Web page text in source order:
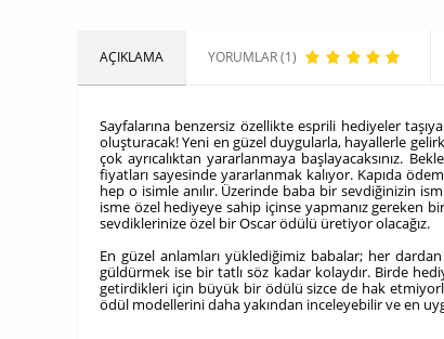
AÇIKLAMA YORUMLAR (1)
​Sayfalarına benzersiz özellikte esprili hediyeler
oluşturacak! Yeni en güzel duygularla, hayallerle
çok ayrıcalıktan yararlanmaya başlayacaksınız.
fiyatları sayesinde yararlanmak kalıyor. Kapıda
hep o isimle anılır. Üzerinde baba bir sevdiğinizin
isme özel hediyeye sahip içinse yapmanız gereken
sevdiklerinize özel bir Oscar ödülü üretiyor olacağız.
En güzel anlamları yüklediğimiz babalar; her
güldürmek ise bir tatlı söz kadar kolaydır. Birde
getirdikleri için büyük bir ödülü sizce de hak
ödül modellerini daha yakından inceleyebilir ve en